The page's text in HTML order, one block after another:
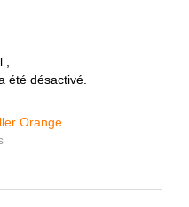
été désactivé.
Orange